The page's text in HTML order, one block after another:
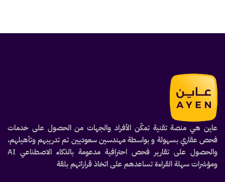
عاين هي منصة تقنية تمكّن الأفراد والجهات من الحصول على خدمات
فحص عقاري بسهولة و بواسطة مهندسين سعوديين تم تدريبهم وتأهيلهم،
والحصول على تقارير فحص احترافية مدعومة بالذكاء الاصطناعي AI
ومؤشرات سهلة القراءة تساعدهم على اتخاذ قراراتهم بثقة